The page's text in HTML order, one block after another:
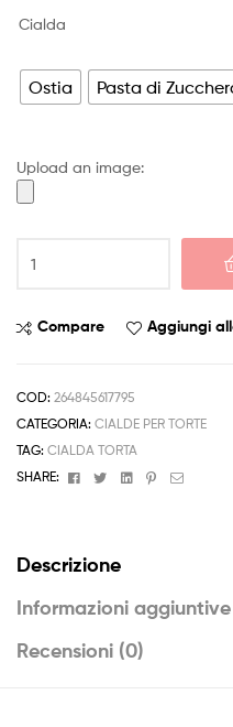
da
a
Cialda
Ostia Pasta di
Upload an image:
TROLLS
Torta
Zucchero
compleanno
213
Compare Aggiungi
COD: 264845617795
CATEGORIA: CIALDE PER TORTE
TAG: CIALDA TORTA
SHARE:
FacebookTwitterLinkedinPinterest
Email
Descrizione
Informazioni aggiuntive
Recensioni (0)